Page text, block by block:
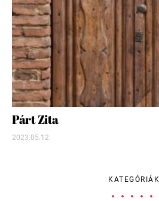
Párt Zita
2023.05.12.
KATEGÓRIÁK